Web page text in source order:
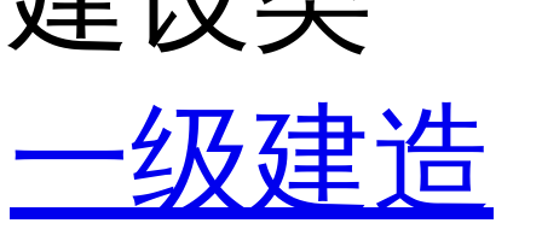
一级建造